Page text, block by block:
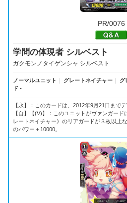
PR/0076
学問の体現者 シルベスト
ガクモンノタイゲンシャ シルベスト
ノーマルユニット ｜ グレートネイチャー ｜ グ
ド -
【永】：このカードは、2012年9月21日まで
【自】【(V)】：このユニットがヴァンガー
レートネイチャー》のリアガードが３枚以上
のパワー＋10000。